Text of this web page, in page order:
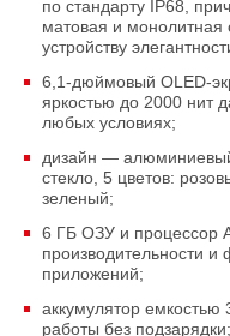
по стандарту IP68,
матовая и монолитная
устройству
6,1-дюймовый OLED-
яркостью до 2000 нит
любых условиях;
дизайн —
стекло, 5 цветов:
зеленый;
6 ГБ ОЗУ и процессор
производительности и
приложений;
аккумулятор
работы без подзарядки;